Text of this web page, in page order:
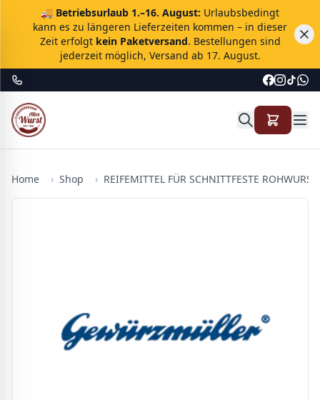
🚚 Betriebsurlaub 1.–16. August: Urlaubsbedingt
kann es zu längeren Lieferzeiten kommen – in dieser
Zeit erfolgt kein Paketversand. Bestellungen sind
jederzeit möglich, Versand ab 17. August.
Home › Shop › REIFEMITTEL FÜR SCHNITTFESTE